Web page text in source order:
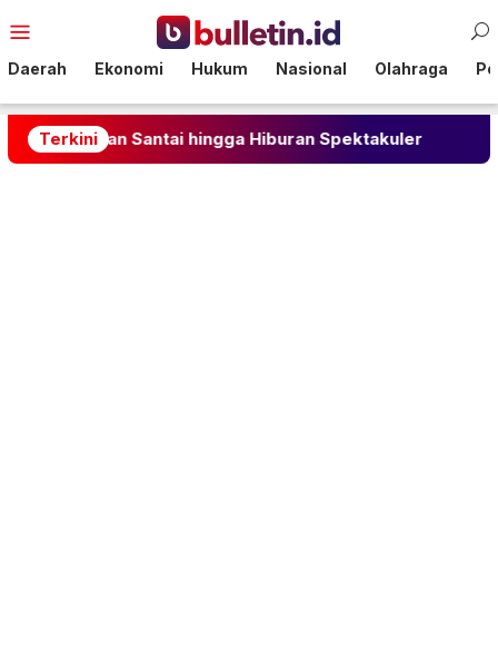
ke
Mobile
Daerah Ekonomi Hukum Nasional Olahraga
Terkini
Santai hingga Hiburan Spektakuler Cegah